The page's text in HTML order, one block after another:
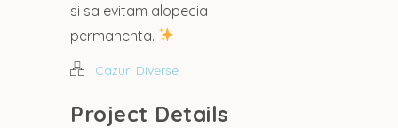
si sa evitam alopecia
permanenta.
Cazuri Diverse
Project Details